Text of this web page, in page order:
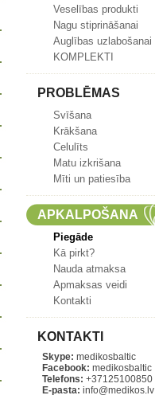
Veselības produkti
Nagu stiprināšanai
Auglības uzlabošanai
KOMPLEKTI
PROBLĒMAS
Svīšana
Krākšana
Celulīts
Matu izkrišana
Mīti un patiesība
APKALPOŠANA
Piegāde
Kā pirkt?
Nauda atmaksa
Apmaksas veidi
Kontakti
KONTAKTI
Skype: medikosbaltic
Facebook: medikosbaltic
Telefons: +37125100850
E-pasta: info@medikos.lv